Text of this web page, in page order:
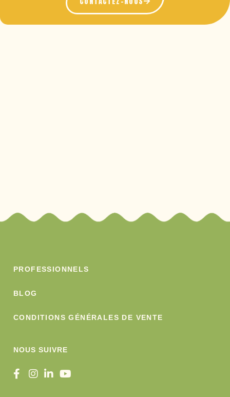
PROFESSIONNELS
BLOG
CONDITIONS GÉNÉRALES DE VENTE
NOUS SUIVRE